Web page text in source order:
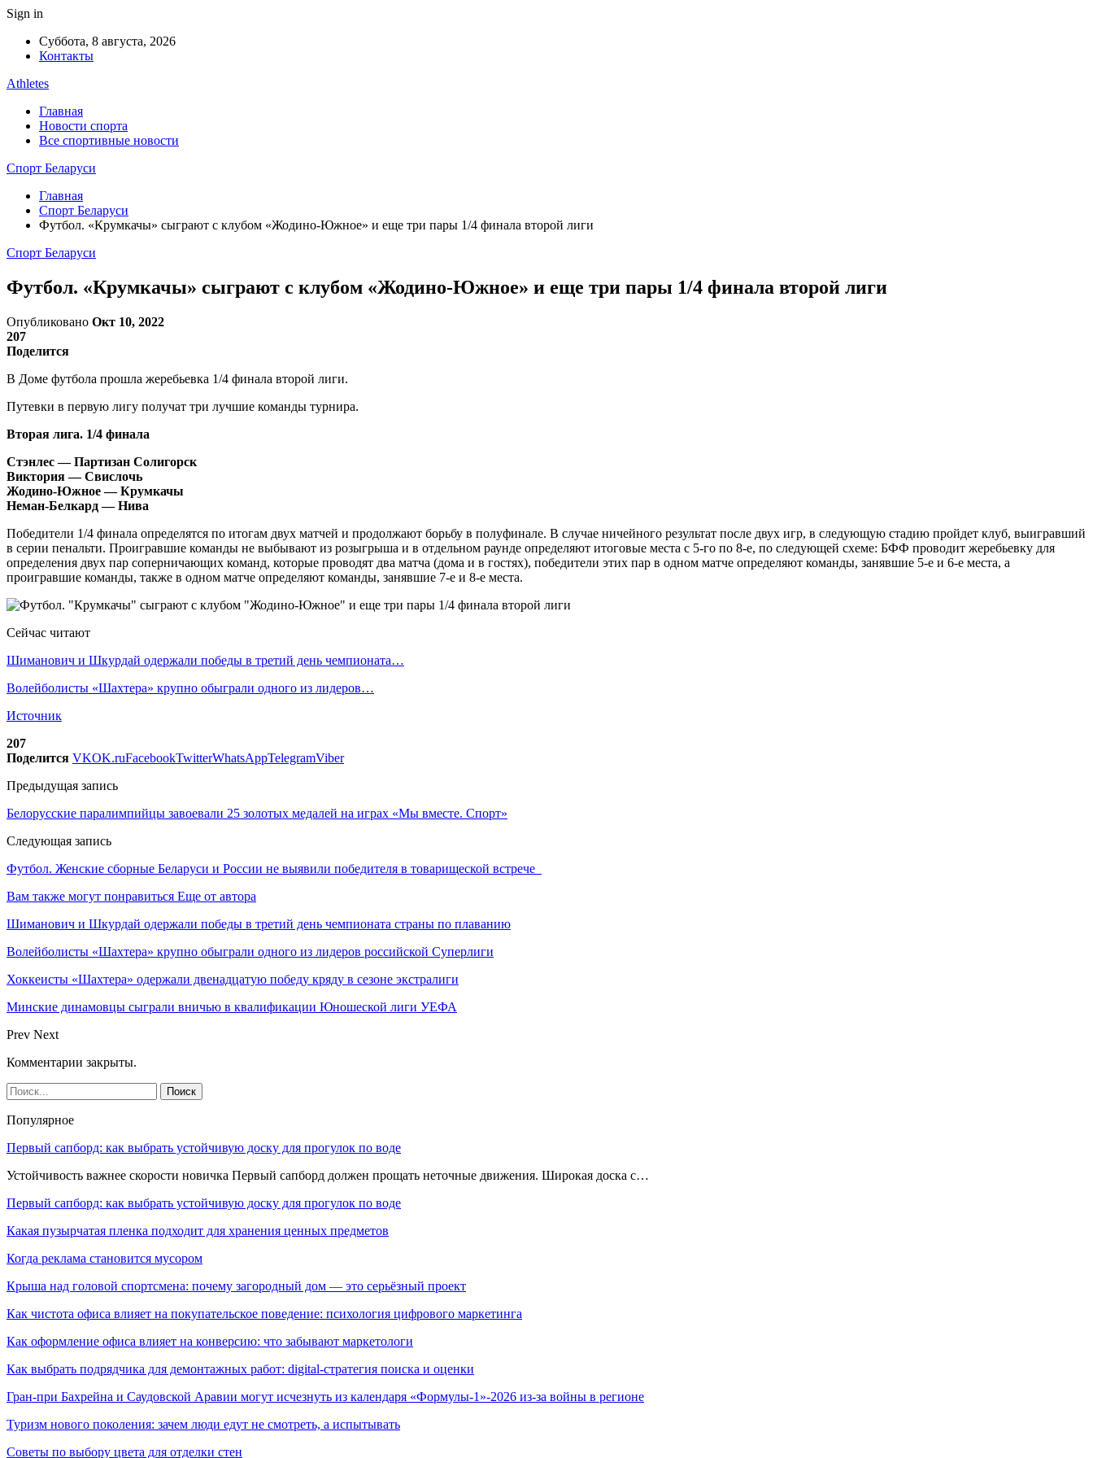
Sign in
Суббота, 8 августа, 2026
Контакты
Athletes
Главная
Новости спорта
Все спортивные новости
Спорт Беларуси
Главная
Спорт Беларуси
Футбол. «Крумкачы» сыграют с клубом «Жодино-Южное» и еще три пары 1/4 финала второй лиги
Спорт Беларуси
Футбол. «Крумкачы» сыграют с клубом «Жодино-Южное» и еще три пары 1/4 финала второй лиги
Опубликовано Окт 10, 2022
207
Поделится
В Доме футбола прошла жеребьевка 1/4 финала второй лиги.
Путевки в первую лигу получат три лучшие команды турнира.
Вторая лига. 1/4 финала
Стэнлес — Партизан Солигорск
Виктория — Свислочь
Жодино-Южное — Крумкачы
Неман-Белкард — Нива
Победители 1/4 финала определятся по итогам двух матчей и продолжают борьбу в полуфинале. В случае ничейного результат после двух игр, в следующую стадию пройдет клуб, выигравший
в серии пенальти. Проигравшие команды не выбывают из розыгрыша и в отдельном раунде определяют итоговые места с 5-го по 8-е, по следующей схеме: БФФ проводит жеребьевку для
определения двух пар соперничающих команд, которые проводят два матча (дома и в гостях), победители этих пар в одном матче определяют команды, занявшие 5-е и 6-е места, а
проигравшие команды, также в одном матче определяют команды, занявшие 7-е и 8-е места.
Сейчас читают
Шиманович и Шкурдай одержали победы в третий день чемпионата…
Волейболисты «Шахтера» крупно обыграли одного из лидеров…
Источник
207
Поделится VKOK.ruFacebookTwitterWhatsAppTelegramViber
Предыдущая запись
Белорусские паралимпийцы завоевали 25 золотых медалей на играх «Мы вместе. Спорт»
Следующая запись
Футбол. Женские сборные Беларуси и России не выявили победителя в товарищеской встрече
Вам также могут понравиться Еще от автора
Шиманович и Шкурдай одержали победы в третий день чемпионата страны по плаванию
Волейболисты «Шахтера» крупно обыграли одного из лидеров российской Суперлиги
Хоккеисты «Шахтера» одержали двенадцатую победу кряду в сезоне экстралиги
Минские динамовцы сыграли вничью в квалификации Юношеской лиги УЕФА
Prev Next
Комментарии закрыты.
Популярное
Первый сапборд: как выбрать устойчивую доску для прогулок по воде
Устойчивость важнее скорости новичка Первый сапборд должен прощать неточные движения. Широкая доска с…
Первый сапборд: как выбрать устойчивую доску для прогулок по воде
Какая пузырчатая пленка подходит для хранения ценных предметов
Когда реклама становится мусором
Крыша над головой спортсмена: почему загородный дом — это серьёзный проект
Как чистота офиса влияет на покупательское поведение: психология цифрового маркетинга
Как оформление офиса влияет на конверсию: что забывают маркетологи
Как выбрать подрядчика для демонтажных работ: digital-стратегия поиска и оценки
Гран-при Бахрейна и Саудовской Аравии могут исчезнуть из календаря «Формулы-1»-2026 из-за войны в регионе
Туризм нового поколения: зачем люди едут не смотреть, а испытывать
Советы по выбору цвета для отделки стен